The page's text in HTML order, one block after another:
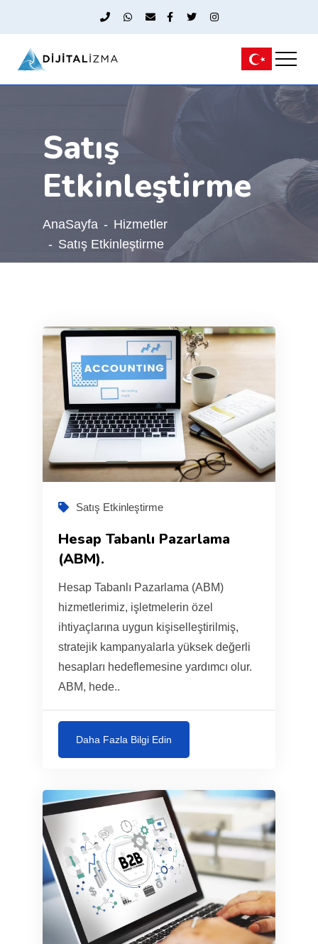
Satış
Etkinleştirme
AnaSayfa
Hizmetler
Satış Etkinleştirme
Satış Etkinleştirme
Hesap Tabanlı Pazarlama
(ABM).
Hesap Tabanlı Pazarlama (ABM)
hizmetlerimiz, işletmelerin özel
ihtiyaçlarına uygun kişiselleştirilmiş,
stratejik kampanyalarla yüksek değerli
hesapları hedeflemesine yardımcı olur.
ABM, hede..
Daha Fazla Bilgi Edin